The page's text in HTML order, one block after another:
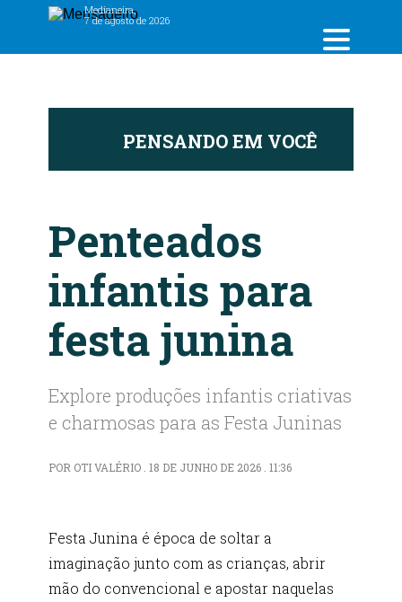
Medianeira,
7 de agosto de 2026
PENSANDO EM VOCÊ
Penteados
infantis para
festa junina
Explore produções infantis criativas
e charmosas para as Festa Juninas
POR OTI VALÉRIO . 18 DE JUNHO DE 2026 . 11:36
Festa Junina é época de soltar a
imaginação junto com as crianças, abrir
mão do convencional e apostar naquelas